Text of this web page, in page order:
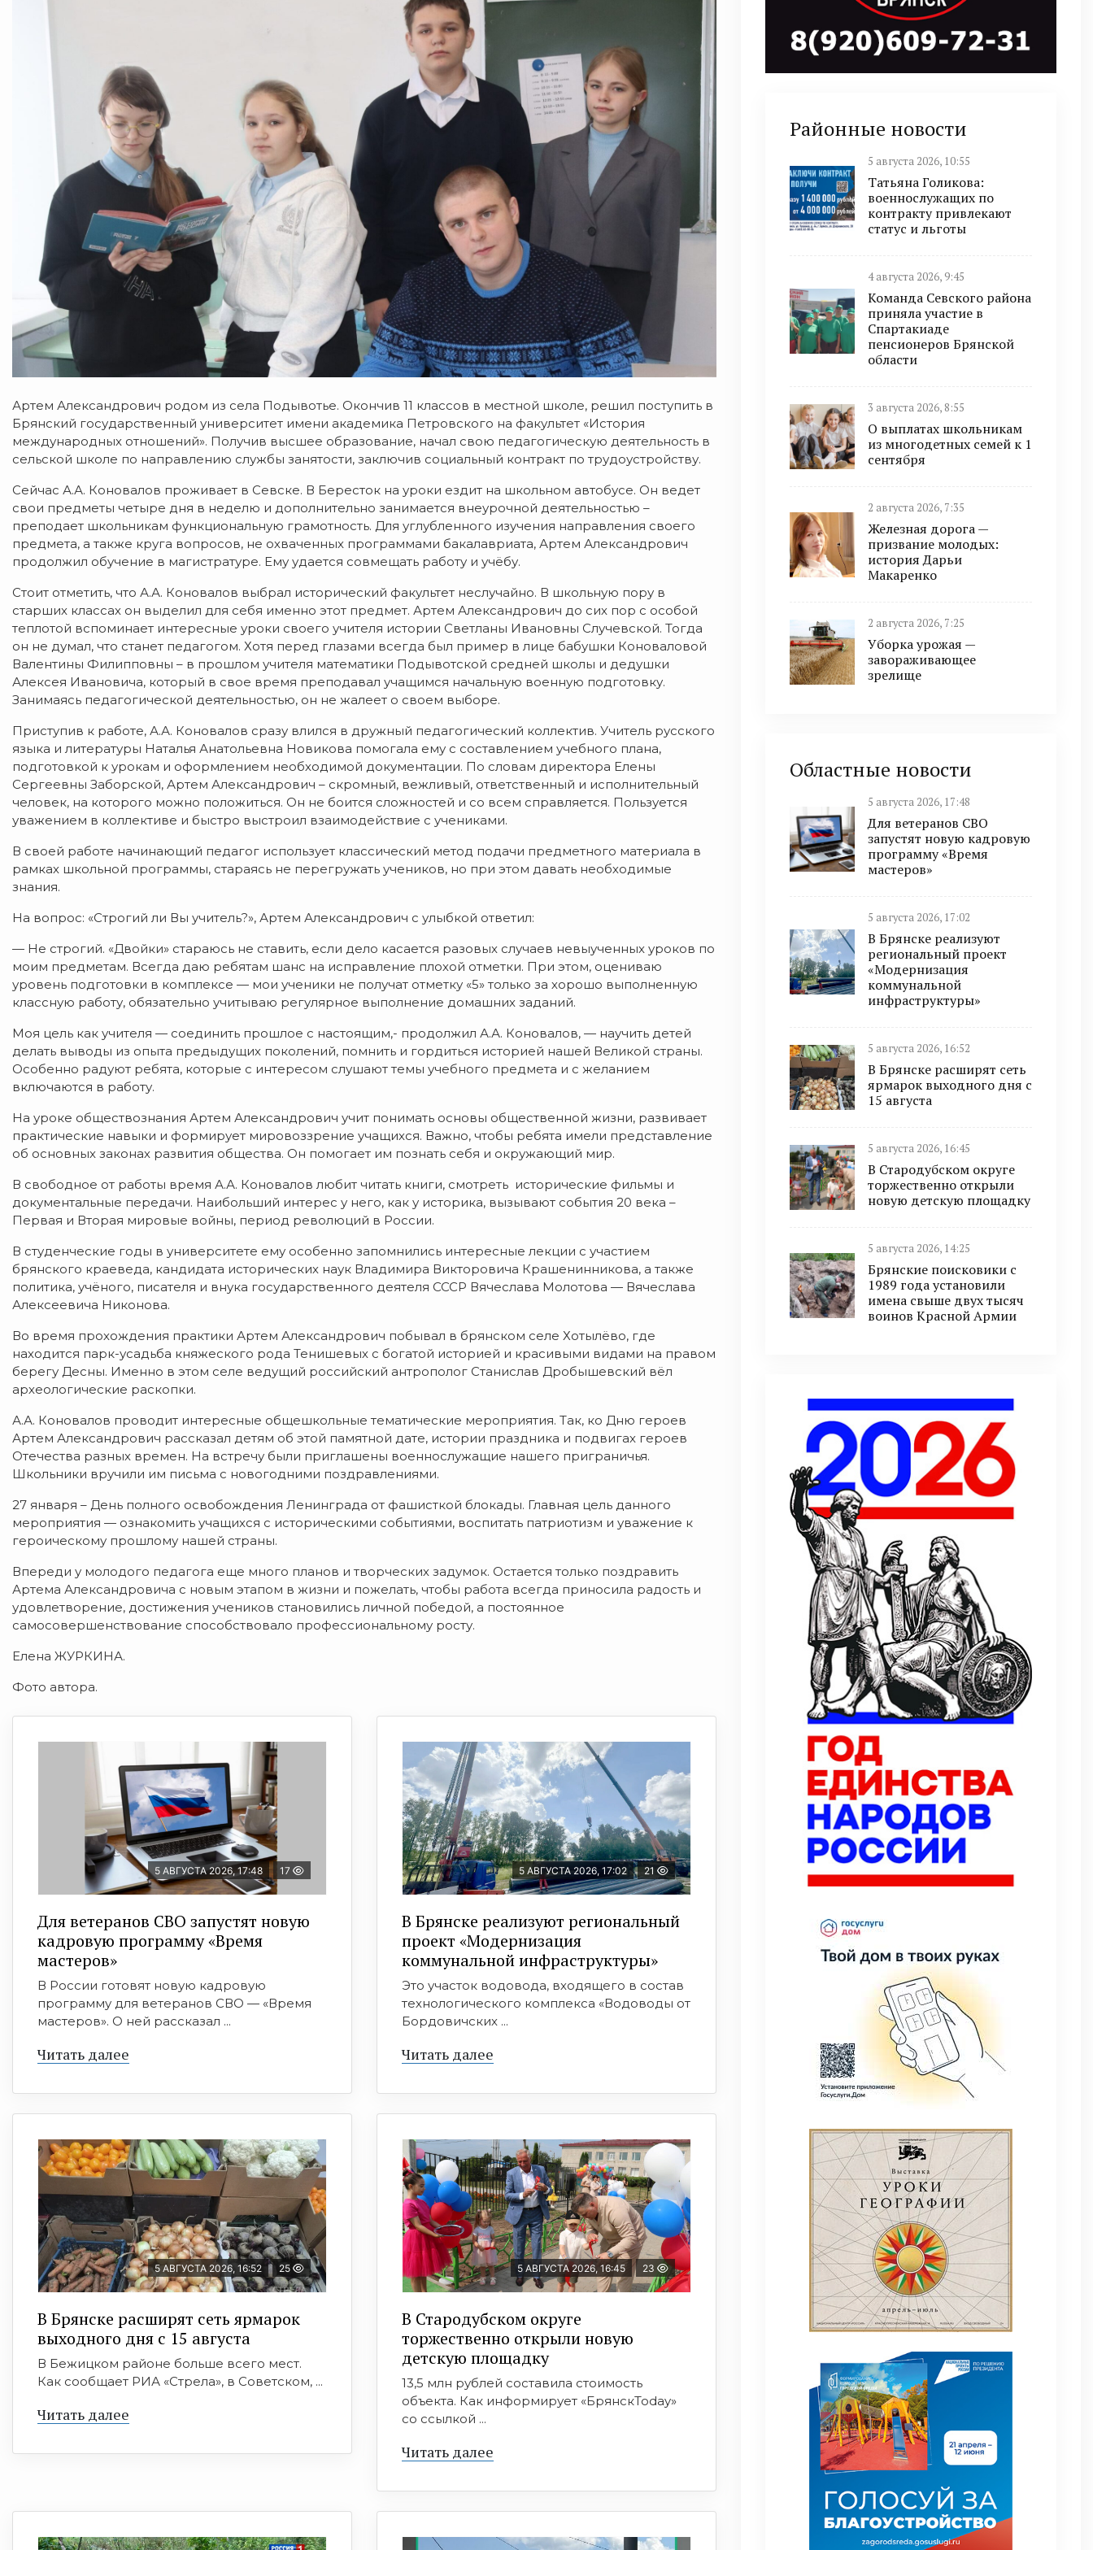
Артем Александрович родом из села Подывотье. Окончив 11 классов в местной школе, решил поступить в
Брянский государственный университет имени академика Петровского на факультет «История
международных отношений». Получив высшее образование, начал свою педагогическую деятельность в
сельской школе по направлению службы занятости, заключив социальный контракт по трудоустройству.
Сейчас А.А. Коновалов проживает в Севске. В Бересток на уроки ездит на школьном автобусе. Он ведет
свои предметы четыре дня в неделю и дополнительно занимается внеурочной деятельностью –
преподает школьникам функциональную грамотность. Для углубленного изучения направления своего
предмета, а также круга вопросов, не охваченных программами бакалавриата, Артем Александрович
продолжил обучение в магистратуре. Ему удается совмещать работу и учёбу.
Стоит отметить, что А.А. Коновалов выбрал исторический факультет неслучайно. В школьную пору в
старших классах он выделил для себя именно этот предмет. Артем Александрович до сих пор с особой
теплотой вспоминает интересные уроки своего учителя истории Светланы Ивановны Случевской. Тогда
он не думал, что станет педагогом. Хотя перед глазами всегда был пример в лице бабушки Коноваловой
Валентины Филипповны – в прошлом учителя математики Подывотской средней школы и дедушки
Алексея Ивановича, который в свое время преподавал учащимся начальную военную подготовку.
Занимаясь педагогической деятельностью, он не жалеет о своем выборе.
Приступив к работе, А.А. Коновалов сразу влился в дружный педагогический коллектив. Учитель русского
языка и литературы Наталья Анатольевна Новикова помогала ему с составлением учебного плана,
подготовкой к урокам и оформлением необходимой документации. По словам директора Елены
Сергеевны Заборской, Артем Александрович – скромный, вежливый, ответственный и исполнительный
человек, на которого можно положиться. Он не боится сложностей и со всем справляется. Пользуется
уважением в коллективе и быстро выстроил взаимодействие с учениками.
В своей работе начинающий педагог использует классический метод подачи предметного материала в
рамках школьной программы, стараясь не перегружать учеников, но при этом давать необходимые
знания.
На вопрос: «Строгий ли Вы учитель?», Артем Александрович с улыбкой ответил:
— Не строгий. «Двойки» стараюсь не ставить, если дело касается разовых случаев невыученных уроков по
моим предметам. Всегда даю ребятам шанс на исправление плохой отметки. При этом, оцениваю
уровень подготовки в комплексе — мои ученики не получат отметку «5» только за хорошо выполненную
классную работу, обязательно учитываю регулярное выполнение домашних заданий.
Моя цель как учителя — соединить прошлое с настоящим,- продолжил А.А. Коновалов, — научить детей
делать выводы из опыта предыдущих поколений, помнить и гордиться историей нашей Великой страны.
Особенно радуют ребята, которые с интересом слушают темы учебного предмета и с желанием
включаются в работу.
На уроке обществознания Артем Александрович учит понимать основы общественной жизни, развивает
практические навыки и формирует мировоззрение учащихся. Важно, чтобы ребята имели представление
об основных законах развития общества. Он помогает им познать себя и окружающий мир.
В свободное от работы время А.А. Коновалов любит читать книги, смотреть исторические фильмы и
документальные передачи. Наибольший интерес у него, как у историка, вызывают события 20 века –
Первая и Вторая мировые войны, период революций в России.
В студенческие годы в университете ему особенно запомнились интересные лекции с участием
брянского краеведа, кандидата исторических наук Владимира Викторовича Крашенинникова, а также
политика, учёного, писателя и внука государственного деятеля СССР Вячеслава Молотова — Вячеслава
Алексеевича Никонова.
Во время прохождения практики Артем Александрович побывал в брянском селе Хотылёво, где
находится парк-усадьба княжеского рода Тенишевых с богатой историей и красивыми видами на правом
берегу Десны. Именно в этом селе ведущий российский антрополог Станислав Дробышевский вёл
археологические раскопки.
А.А. Коновалов проводит интересные общешкольные тематические мероприятия. Так, ко Дню героев
Артем Александрович рассказал детям об этой памятной дате, истории праздника и подвигах героев
Отечества разных времен. На встречу были приглашены военнослужащие нашего приграничья.
Школьники вручили им письма с новогодними поздравлениями.
27 января – День полного освобождения Ленинграда от фашисткой блокады. Главная цель данного
мероприятия — ознакомить учащихся с историческими событиями, воспитать патриотизм и уважение к
героическому прошлому нашей страны.
Впереди у молодого педагога еще много планов и творческих задумок. Остается только поздравить
Артема Александровича с новым этапом в жизни и пожелать, чтобы работа всегда приносила радость и
удовлетворение, достижения учеников становились личной победой, а постоянное
самосовершенствование способствовало профессиональному росту.
Елена ЖУРКИНА.
Фото автора.
5 АВГУСТА 2026, 17:48 17
Для ветеранов СВО запустят новую
кадровую программу «Время
мастеров»
В России готовят новую кадровую
программу для ветеранов СВО — «Время
мастеров». О ней рассказал ...
Читать далее
5 АВГУСТА 2026, 17:02 21
В Брянске реализуют региональный
проект «Модернизация
коммунальной инфраструктуры»
Это участок водовода, входящего в состав
технологического комплекса «Водоводы от
Бордовичских ...
Читать далее
5 АВГУСТА 2026, 16:52 25
В Брянске расширят сеть ярмарок
выходного дня с 15 августа
В Бежицком районе больше всего мест.
Как сообщает РИА «Стрела», в Советском, ...
Читать далее
5 АВГУСТА 2026, 16:45 23
В Стародубском округе
торжественно открыли новую
детскую площадку
13,5 млн рублей составила стоимость
объекта. Как информирует «БрянскToday»
со ссылкой ...
Читать далее
Районные новости
5 августа 2026, 10:55
Татьяна Голикова:
военнослужащих по
контракту привлекают
статус и льготы
4 августа 2026, 9:45
Команда Севского района
приняла участие в
Спартакиаде
пенсионеров Брянской
области
3 августа 2026, 8:55
О выплатах школьникам
из многодетных семей к 1
сентября
2 августа 2026, 7:35
Железная дорога —
призвание молодых:
история Дарьи
Макаренко
2 августа 2026, 7:25
Уборка урожая —
завораживающее
зрелище
Областные новости
5 августа 2026, 17:48
Для ветеранов СВО
запустят новую кадровую
программу «Время
мастеров»
5 августа 2026, 17:02
В Брянске реализуют
региональный проект
«Модернизация
коммунальной
инфраструктуры»
5 августа 2026, 16:52
В Брянске расширят сеть
ярмарок выходного дня с
15 августа
5 августа 2026, 16:45
В Стародубском округе
торжественно открыли
новую детскую площадку
5 августа 2026, 14:25
Брянские поисковики с
1989 года установили
имена свыше двух тысяч
воинов Красной Армии